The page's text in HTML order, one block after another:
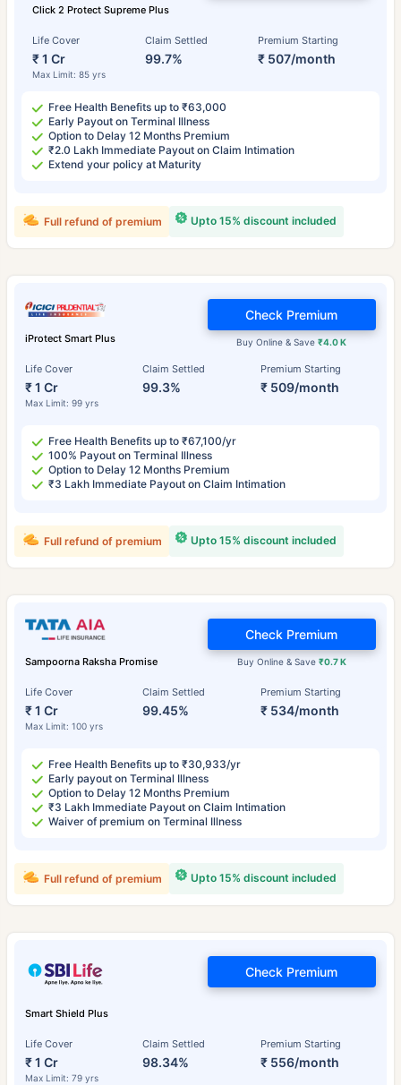
Click 2 Protect Supreme Plus
Life Cover
₹ 1 Cr
Max Limit: 85 yrs
Claim Settled
99.7%
Premium Starting
₹ 507/month
Free Health Benefits up to ₹63,000
Early Payout on Terminal Illness
Option to Delay 12 Months Premium
₹2.0 Lakh Immediate Payout on Claim Intimation
Extend your policy at Maturity
Upto 15% discount included
Full refund of premium
iProtect Smart Plus
Life Cover
₹ 1 Cr
Max Limit: 99 yrs
Claim Settled
99.3%
Premium Starting
₹ 509/month
Buy Online & Save₹4.0 K
Check Premium
Free Health Benefits up to ₹67,100/yr
100% Payout on Terminal Illness
Option to Delay 12 Months Premium
₹3 Lakh Immediate Payout on Claim Intimation
Upto 15% discount included
Full refund of premium
Sampoorna Raksha Promise
Life Cover
₹ 1 Cr
Max Limit: 100 yrs
Claim Settled
99.45%
Premium Starting
₹ 534/month
Buy Online & Save ₹0.7 K
Check Premium
Free Health Benefits up to ₹30,933/yr
Early payout on Terminal Illness
Option to Delay 12 Months Premium
₹3 Lakh Immediate Payout on Claim Intimation
Waiver of premium on Terminal Illness
Upto 15% discount included
Full refund of premium
Smart Shield Plus
Life Cover
₹ 1 Cr
Max Limit: 79 yrs
Claim Settled
98.34%
Premium Starting
₹ 556/month
Check Premium